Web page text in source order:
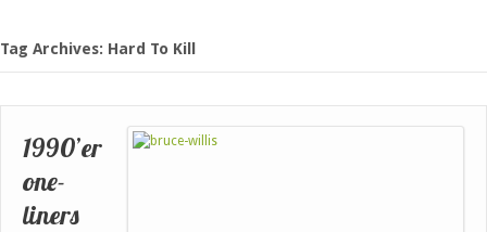
Tag Archives: Hard To Kill
1990’er
one-
liners